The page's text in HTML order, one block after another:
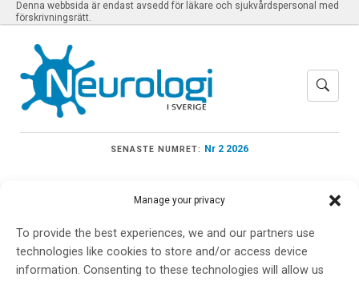
Manage your privacy
To provide the best experiences, we and our partners use
technologies like cookies to store and/or access device
information. Consenting to these technologies will allow us
Denna webbsida är endast avsedd för läkare och sjukvårdspersonal med
förskrivningsrätt.
SENASTE NUMRET: Nr 2 2026
Meny